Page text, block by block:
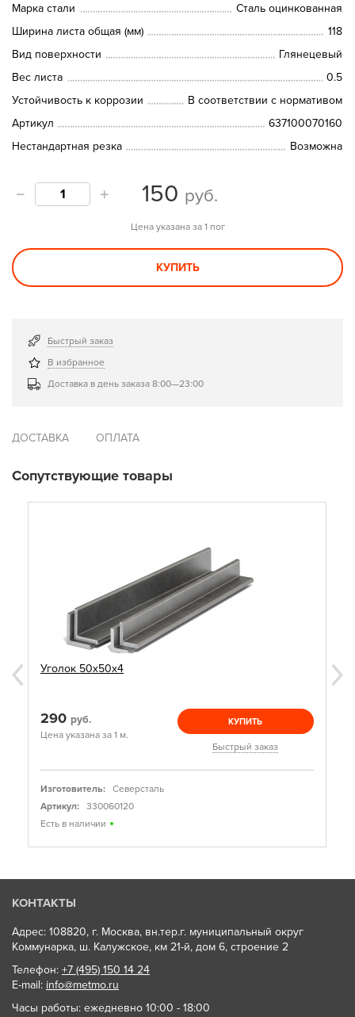
Марка стали
Сталь оцинкованная
Ширина листа общая (мм)
118
Вид поверхности
Глянецевый
Вес листа
0.5
Устойчивость к коррозии
В соответствии с нормативом
Артикул
637100070160
Нестандартная резка
Возможна
150 руб.
Цена указана за 1 пог
КУПИТЬ
Быстрый заказ
В избранное
Доставка в день заказа 8:00—23:00
ДОСТАВКА ОПЛАТА
Сопутствующие товары
Уголок 50х50х4
290 руб.
Цена указана за 1 м.
КУПИТЬ
Быстрый заказ
Изготовитель:
Северсталь
Артикул:
330060120
Есть в наличии
КОНТАКТЫ
Адрес: 108820, г. Москва, вн.тер.г. муниципальный округ
Коммунарка, ш. Калужское, км 21-й, дом 6, строение 2
Телефон: +7 (495) 150 14 24
E-mail: info@metmo.ru
Часы работы: ежедневно 10:00 - 18:00